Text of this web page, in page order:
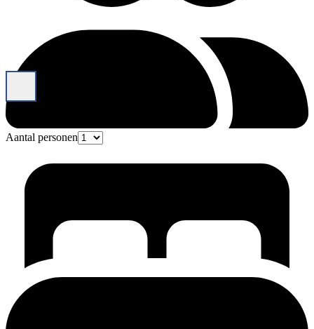
Aantal personen